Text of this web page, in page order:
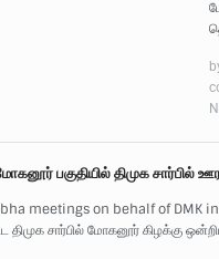
பகுதியில் திமுக சார்பில்
meetings on behalf of DMK
திமுக சார்பில் மோகனூர் கிழக்கு